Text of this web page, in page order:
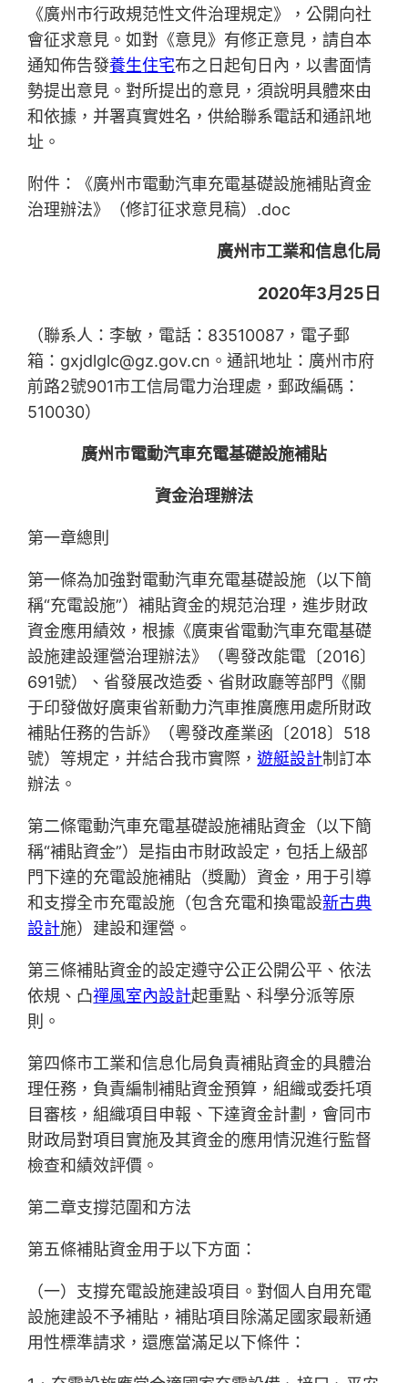
《廣州市行政規范性文件治理規定》，公開向社
會征求意見。如對《意見》有修正意見，請自本
通知佈告發養生住宅布之日起旬日內，以書面情
勢提出意見。對所提出的意見，須說明具體來由
和依據，并署真實姓名，供給聯系電話和通訊地
址。
附件：《廣州市電動汽車充電基礎設施補貼資金
治理辦法》（修訂征求意見稿）.doc
廣州市工業和信息化局
2020年3月25日
（聯系人：李敏，電話：83510087，電子郵
箱：gxjdlglc@gz.gov.cn。通訊地址：廣州市府
前路2號901市工信局電力治理處，郵政編碼：
510030）
廣州市電動汽車充電基礎設施補貼
資金治理辦法
第一章總則
第一條為加強對電動汽車充電基礎設施（以下簡
稱“充電設施”）補貼資金的規范治理，進步財政
資金應用績效，根據《廣東省電動汽車充電基礎
設施建設運營治理辦法》（粵發改能電〔2016〕
691號）、省發展改造委、省財政廳等部門《關
于印發做好廣東省新動力汽車推廣應用處所財政
補貼任務的告訴》（粵發改產業函〔2018〕518
號）等規定，并結合我市實際，遊艇設計制訂本
辦法。
第二條電動汽車充電基礎設施補貼資金（以下簡
稱“補貼資金”）是指由市財政設定，包括上級部
門下達的充電設施補貼（獎勵）資金，用于引導
和支撐全市充電設施（包含充電和換電設新古典
設計施）建設和運營。
第三條補貼資金的設定遵守公正公開公平、依法
依規、凸禪風室內設計起重點、科學分派等原
則。
第四條市工業和信息化局負責補貼資金的具體治
理任務，負責編制補貼資金預算，組織或委托項
目審核，組織項目申報、下達資金計劃，會同市
財政局對項目實施及其資金的應用情況進行監督
檢查和績效評價。
第二章支撐范圍和方法
第五條補貼資金用于以下方面：
（一）支撐充電設施建設項目。對個人自用充電
設施建設不予補貼，補貼項目除滿足國家最新通
用性標準請求，還應當滿足以下條件：